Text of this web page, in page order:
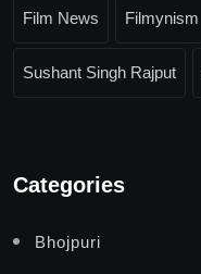
Film News Filmynism
Sushant Singh Rajput
Categories
Bhojpuri